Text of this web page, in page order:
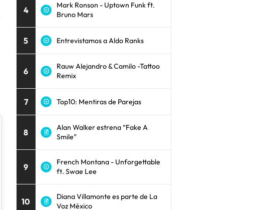
4
Mark Ronson - Uptown Funk ft.
Bruno Mars
5 Entrevistamos a Aldo Ranks
6
Rauw Alejandro & Camilo -Tattoo
Remix
7 Top10: Mentiras de Parejas
8
Alan Walker estrena “Fake A
Smile”
9
French Montana - Unforgettable
ft. Swae Lee
10
Diana Villamonte es parte de La
Voz México